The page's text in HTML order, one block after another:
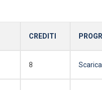
CREDITI
8 Scarica